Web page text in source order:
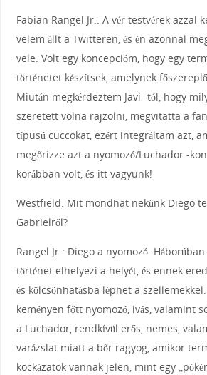
Fabian Rangel Jr.: A vér testvérek azzal
velem állt a Twitteren, és én azonnal
vele. Volt egy koncepcióm, hogy egy
történetet készítsek, amelynek
Miután megkérdeztem Javi -tól, hogy
szeretett volna rajzolni, megvitatta a
típusú cuccokat, ezért integráltam azt,
megőrizze azt a nyomozó/Luchador -
korábban volt, és itt vagyunk!
Westfield: Mit mondhat nekünk Diego
Gabrielről?
Rangel Jr.: Diego a nyomozó.
történet elhelyezi a helyét, és ennek
és kölcsönhatásba léphet a
keményen főtt nyomozó, ivás, valamint
a Luchador, rendkívül erős, nemes,
varázslat miatt a bőr ragyog, amikor
kockázatok vannak jelen, mint egy